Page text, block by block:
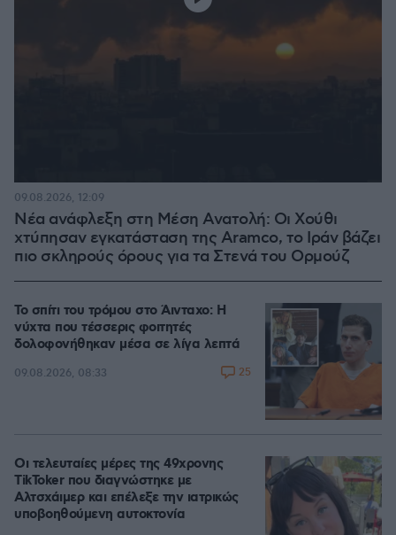
Νέα ανάφλεξη στη Μέση Ανατολή: Οι Χούθι
χτύπησαν εγκατάσταση της Aramco, το Ιράν βάζει
πιο σκληρούς όρους για τα Στενά του Ορμούζ
09.08.2026, 12:09
Το σπίτι του τρόμου στο Άινταχο: Η
νύχτα που τέσσερις φοιτητές
δολοφονήθηκαν μέσα σε λίγα λεπτά
09.08.2026, 08:33 25
Οι τελευταίες μέρες της 49χρονης
TikToker που διαγνώστηκε με
Αλτσχάιμερ και επέλεξε την ιατρικώς
υποβοηθούμενη αυτοκτονία